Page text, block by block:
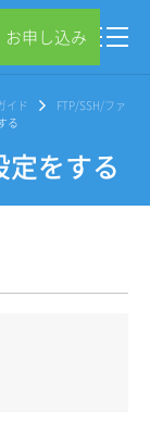
お申し込み
イド
FTP/SSH/ファ
る
をする